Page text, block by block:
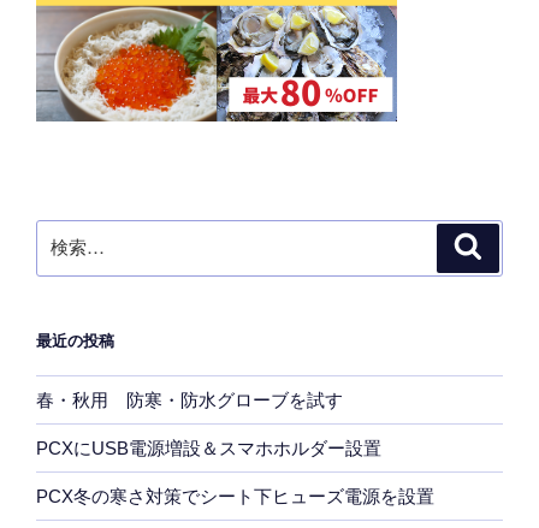
索:
最近の投稿
春・秋用 防寒・防水グローブを試す
PCXにUSB電源増設＆スマホホルダー設置
PCX冬の寒さ対策でシート下ヒューズ電源を設置